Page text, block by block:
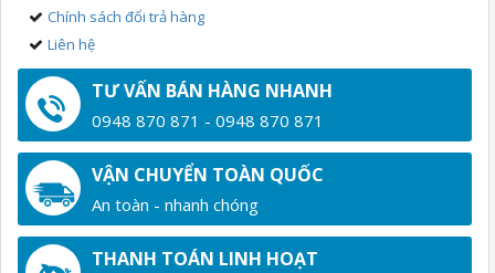
Chính sách đổi trả hàng
Liên hệ
TƯ VẤN BÁN HÀNG NHANH
0948 870 871 - 0948 870 871
VẬN CHUYỂN TOÀN QUỐC
An toàn - nhanh chóng
THANH TOÁN LINH HOẠT